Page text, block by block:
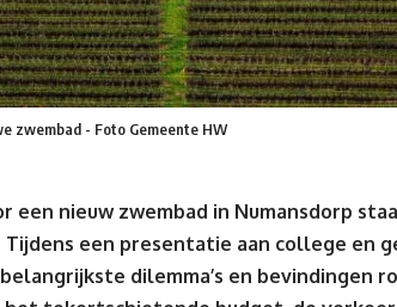
zwembad - Foto Gemeente HW
een nieuw zwembad in Numansdorp
een presentatie aan college en
dilemma’s en bevindingen